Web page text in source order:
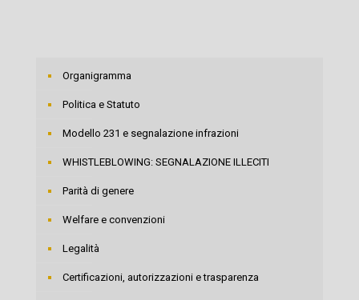
Organigramma
Politica e Statuto
Modello 231 e segnalazione infrazioni
WHISTLEBLOWING: SEGNALAZIONE ILLECITI
Parità di genere
Welfare e convenzioni
Legalità
Certificazioni, autorizzazioni e trasparenza